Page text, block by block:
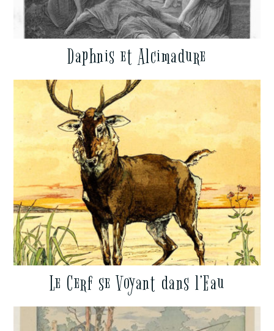
Daphnis et Alcimadure
Le Cerf se Voyant dans l’Eau